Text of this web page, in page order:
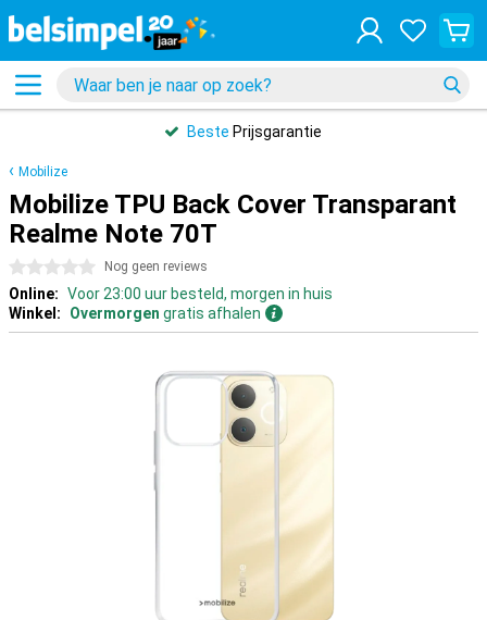
Beste Prijsgarantie
Mobilize
Mobilize TPU Back Cover Transparant
Realme Note 70T
0 sterren Nog geen reviews
Online: Voor 23:00 uur besteld, morgen in huis
Winkel:
Overmorgen gratis afhalen